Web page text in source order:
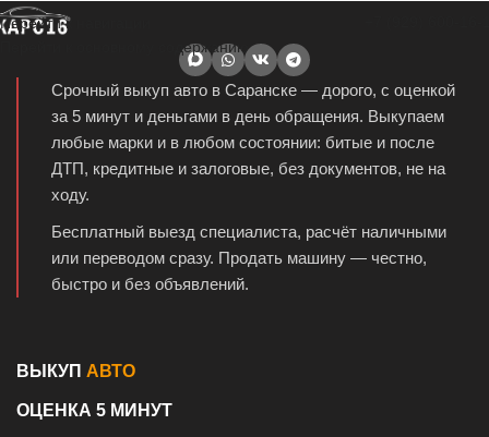
Перейти к навигации
Перейти к основному содержанию
Срочный выкуп авто в Саранске — дорого, с оценкой
за 5 минут и деньгами в день обращения. Выкупаем
любые марки и в любом состоянии: битые и после
ДТП, кредитные и залоговые, без документов, не на
ходу.
Бесплатный выезд специалиста, расчёт наличными
или переводом сразу. Продать машину — честно,
быстро и без объявлений.
ВЫКУП АВТО
ОЦЕНКА 5 МИНУТ